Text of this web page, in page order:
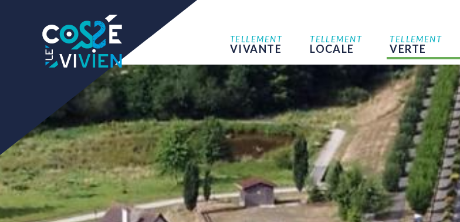
TELLEMENT
VIVANTE
TELLEMENT
LOCALE
TELLEMENT
VERTE